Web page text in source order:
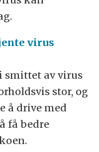
virus
smittet av virus
stor, og
å drive med
få bedre